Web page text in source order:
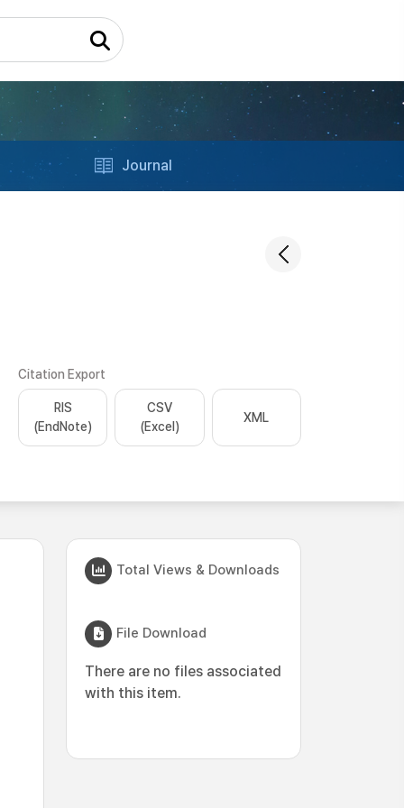
Journal
Citation Export
RIS
(EndNote)
CSV
(Excel)
XML
Total Views & Downloads
File Download
There are no files associated
with this item.